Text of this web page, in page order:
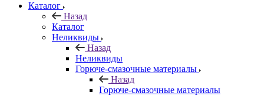
Каталог
Назад
Каталог
Неликвиды
Назад
Неликвиды
Горюче-смазочные материалы
Назад
Горюче-смазочные материалы